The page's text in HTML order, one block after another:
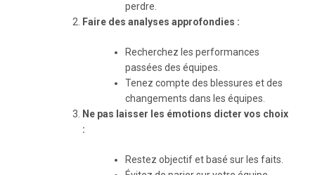
perdre.
Faire des analyses approfondies :
Recherchez les performances
passées des équipes.
Tenez compte des blessures et des
changements dans les équipes.
Ne pas laisser les émotions dicter vos choix
:
Restez objectif et basé sur les faits.